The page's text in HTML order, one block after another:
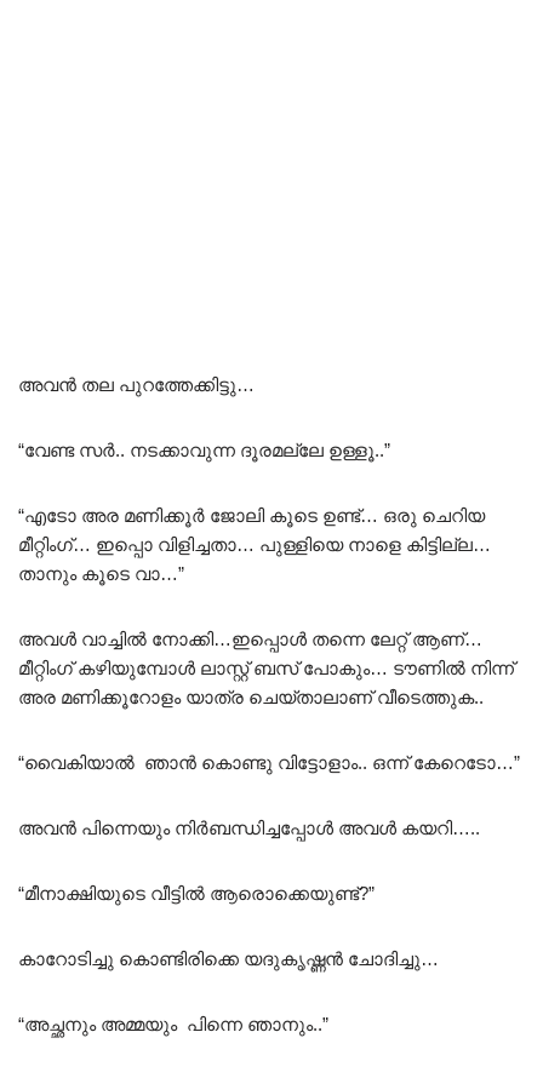
അവൻ തല പുറത്തേക്കിട്ടു…
“വേണ്ട സർ.. നടക്കാവുന്ന ദൂരമല്ലേ ഉള്ളൂ..”
“എടോ അര മണിക്കൂർ ജോലി കൂടെ ഉണ്ട്… ഒരു ചെറിയ
മീറ്റിംഗ്… ഇപ്പൊ വിളിച്ചതാ… പുള്ളിയെ നാളെ കിട്ടില്ല…
താനും കൂടെ വാ…”
അവൾ വാച്ചിൽ നോക്കി…ഇപ്പൊൾ തന്നെ ലേറ്റ് ആണ്…
മീറ്റിംഗ് കഴിയുമ്പോൾ ലാസ്റ്റ് ബസ് പോകും… ടൗണിൽ നിന്ന്
അര മണിക്കൂറോളം യാത്ര ചെയ്താലാണ് വീടെത്തുക..
“വൈകിയാൽ ഞാൻ കൊണ്ടു വിട്ടോളാം.. ഒന്ന് കേറെടോ…”
അവൻ പിന്നെയും നിർബന്ധിച്ചപ്പോൾ അവൾ കയറി…..
“മീനാക്ഷിയുടെ വീട്ടിൽ ആരൊക്കെയുണ്ട്?”
കാറോടിച്ചു കൊണ്ടിരിക്കെ യദുകൃഷ്ണൻ ചോദിച്ചു…
“അച്ഛനും അമ്മയും പിന്നെ ഞാനും..”